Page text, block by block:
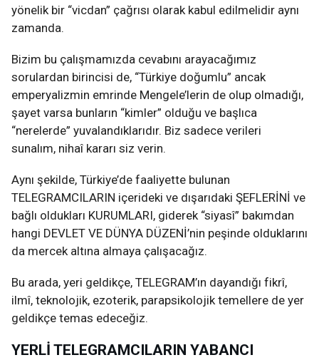
yönelik bir “vicdan” çağrısı olarak kabul edilmelidir aynı
zamanda.
Bizim bu çalışmamızda cevabını arayacağımız
sorulardan birincisi de, “Türkiye doğumlu” ancak
emperyalizmin emrinde Mengele’lerin de olup olmadığı,
şayet varsa bunların “kimler” olduğu ve başlıca
“nerelerde” yuvalandıklarıdır. Biz sadece verileri
sunalım, nihaî kararı siz verin.
Aynı şekilde, Türkiye’de faaliyette bulunan
TELEGRAMCILARIN içerideki ve dışarıdaki ŞEFLERİNİ ve
bağlı oldukları KURUMLARI, giderek “siyasî” bakımdan
hangi DEVLET VE DÜNYA DÜZENİ’nin peşinde olduklarını
da mercek altına almaya çalışacağız.
Bu arada, yeri geldikçe, TELEGRAM’ın dayandığı fikrî,
ilmî, teknolojik, ezoterik, parapsikolojik temellere de yer
geldikçe temas edeceğiz.
YERLİ TELEGRAMCILARIN YABANCI